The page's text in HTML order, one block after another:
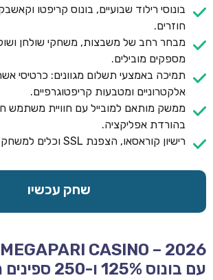
חוזרים.
מבחר רחב של משבצות, משחקי שולחן
מספקים מובילים.
תמיכה באמצעי תשלום מגוונים: כרטיסי
אלקטרוניים ומטבעות קריפטוגרפיים.
ממשק מותאם למובייל עם חוויית משתמש
בהורדת אפליקציה.
רישיון קוראסאו, הצפנת SSL וכלים למשחק אחראי באזור האישי.
שחק עכשיו
עם בונוס 125% ו-250 ספינים חינם